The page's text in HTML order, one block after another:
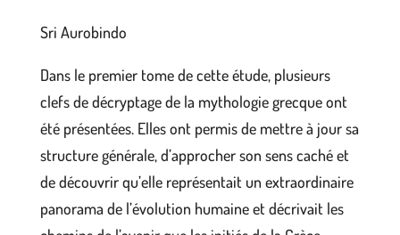
Sri Aurobindo
Dans le premier tome de cette étude, plusieurs
clefs de décryptage de la mythologie grecque ont
été présentées. Elles ont permis de mettre à jour sa
structure générale, d’approcher son sens caché et
de découvrir qu’elle représentait un extraordinaire
panorama de l’évolution humaine et décrivait les